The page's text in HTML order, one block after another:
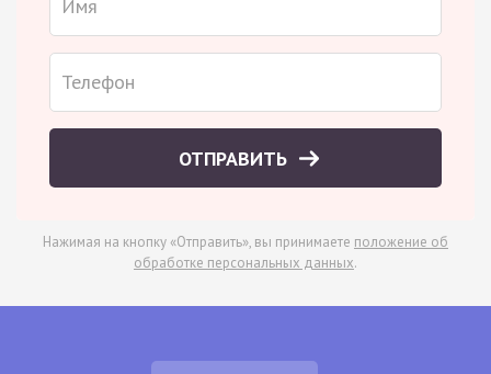
ОТПРАВИТЬ
Нажимая на кнопку «Отправить», вы принимаете положение об
обработке персональных данных.